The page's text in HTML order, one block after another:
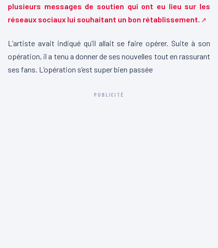
plusieurs messages de soutien qui ont eu lieu sur les
réseaux sociaux lui souhaitant un bon rétablissement.
L’artiste avait indiqué qu’il allait se faire opérer. Suite à son
opération, il a tenu a donner de ses nouvelles tout en rassurant
ses fans. L’opération s’est super bien passée
PUBLICITÉ